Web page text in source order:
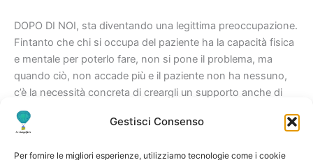
Gestisci Consenso
Per fornire le migliori esperienze, utilizziamo tecnologie come i cookie
DOPO DI NOI, sta diventando una legittima preoccupazione.
Fintanto che chi si occupa del paziente ha la capacità fisica
e mentale per poterlo fare, non si pone il problema, ma
quando ciò, non accade più e il paziente non ha nessuno,
c’è la necessità concreta di creargli un supporto anche di
tipo giuridico e fiscale che lo assista nel difficile mondo della
burocrazia.